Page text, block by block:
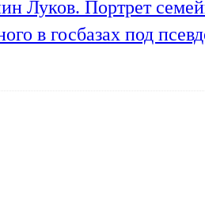
Луков. Портрет
в госбазах под